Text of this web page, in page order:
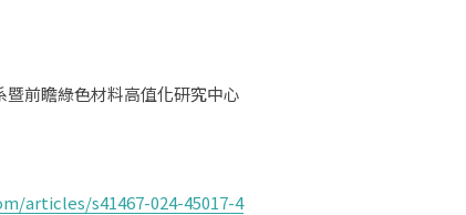
前瞻綠色材料高值化研究中心
articles/s41467-024-45017-4